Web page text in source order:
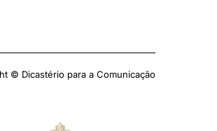
© Dicastério para a Comunicação